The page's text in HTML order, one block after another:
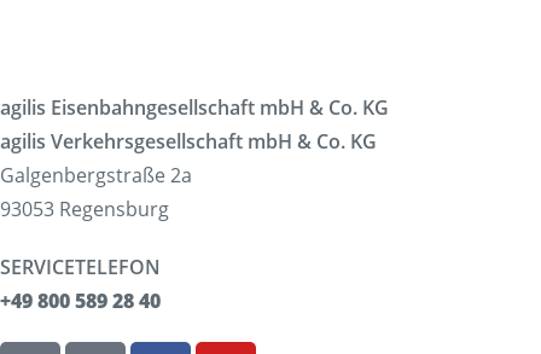
agilis Eisenbahngesellschaft mbH & Co. KG
agilis Verkehrsgesellschaft mbH & Co. KG
Galgenbergstraße 2a
93053 Regensburg
SERVICETELEFON
+49 800 589 28 40